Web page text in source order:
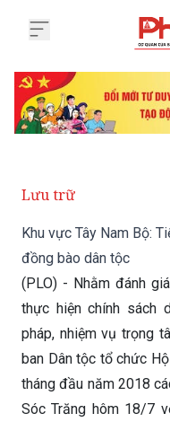
Lưu trữ
Khu vực Tây Nam Bộ:
đồng bào dân tộc
(PLO) - Nhằm đánh
thực hiện chính sách
pháp, nhiệm vụ trọng
ban Dân tộc tổ chức
tháng đầu năm 2018
Sóc Trăng hôm 18/7